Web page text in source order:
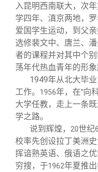
入昆明西南联大，次
学四年、滇京两地，
爱国学生运动，到父
选修裴文中、唐兰、
者的课程并对其中个
荡年代热血青年的形象
1949年从北大毕
工作。
1956年，在“向
大学任教，走上一条
学之路。
说到辉煌，
20世纪
校率先创设拉丁美洲
挥谙熟英语、俄语之
穷搜，于1962年夏推